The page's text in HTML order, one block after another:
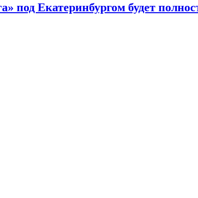
Екатеринбургом будет